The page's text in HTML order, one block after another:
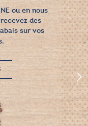
ou en nous
des
sur vos